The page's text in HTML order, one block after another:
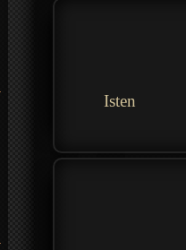
Isten